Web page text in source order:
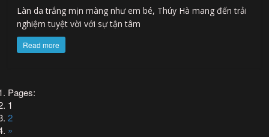
Làn da trắng mịn màng như em bé, Thúy Hà mang đến trải
nghiệm tuyệt vời với sự tận tâm
Read more
Pages:
1
2
»